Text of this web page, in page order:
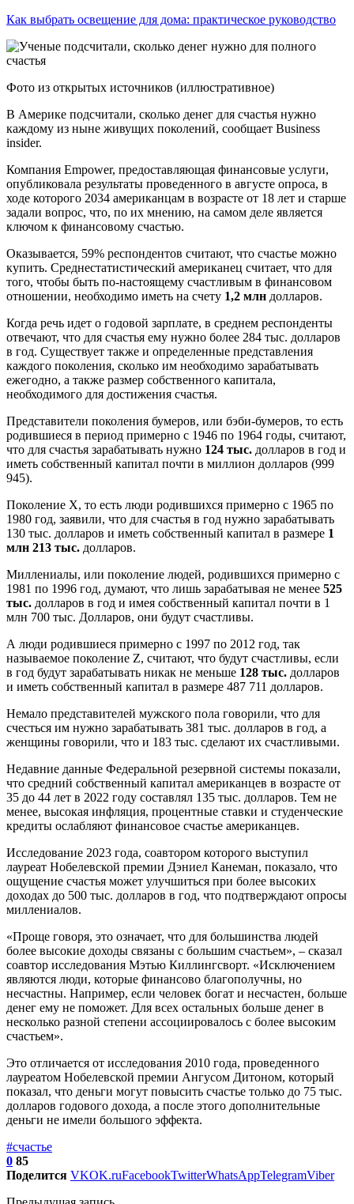
Как выбрать освещение для дома: практическое руководство
Фото из открытых источников (иллюстративное)
В Америке подсчитали, сколько денег для счастья нужно
каждому из ныне живущих поколений, сообщает Business
insider.
Компания Empower, предоставляющая финансовые услуги,
опубликовала результаты проведенного в августе опроса, в
ходе которого 2034 американцам в возрасте от 18 лет и старше
задали вопрос, что, по их мнению, на самом деле является
ключом к финансовому счастью.
Оказывается, 59% респондентов считают, что счастье можно
купить. Среднестатистический американец считает, что для
того, чтобы быть по-настоящему счастливым в финансовом
отношении, необходимо иметь на счету 1,2 млн долларов.
Когда речь идет о годовой зарплате, в среднем респонденты
отвечают, что для счастья ему нужно более 284 тыс. долларов
в год. Существует также и определенные представления
каждого поколения, сколько им необходимо зарабатывать
ежегодно, а также размер собственного капитала,
необходимого для достижения счастья.
Представители поколения бумеров, или бэби-бумеров, то есть
родившиеся в период примерно с 1946 по 1964 годы, считают,
что для счастья зарабатывать нужно 124 тыс. долларов в год и
иметь собственный капитал почти в миллион долларов (999
945).
Поколение X, то есть люди родившихся примерно с 1965 по
1980 год, заявили, что для счастья в год нужно зарабатывать
130 тыс. долларов и иметь собственный капитал в размере 1
млн 213 тыс. долларов.
Миллениалы, или поколение людей, родившихся примерно с
1981 по 1996 год, думают, что лишь зарабатывая не менее 525
тыс. долларов в год и имея собственный капитал почти в 1
млн 700 тыс. Долларов, они будут счастливы.
А люди родившиеся примерно с 1997 по 2012 год, так
называемое поколение Z, считают, что будут счастливы, если
в год будут зарабатывать никак не меньше 128 тыс. долларов
и иметь собственный капитал в размере 487 711 долларов.
Немало представителей мужского пола говорили, что для
счесться им нужно зарабатывать 381 тыс. долларов в год, а
женщины говорили, что и 183 тыс. сделают их счастливыми.
Недавние данные Федеральной резервной системы показали,
что средний собственный капитал американцев в возрасте от
35 до 44 лет в 2022 году составлял 135 тыс. долларов. Тем не
менее, высокая инфляция, процентные ставки и студенческие
кредиты ослабляют финансовое счастье американцев.
Исследование 2023 года, соавтором которого выступил
лауреат Нобелевской премии Дэниел Канеман, показало, что
ощущение счастья может улучшиться при более высоких
доходах до 500 тыс. долларов в год, что подтверждают опросы
миллениалов.
«Проще говоря, это означает, что для большинства людей
более высокие доходы связаны с большим счастьем», – сказал
соавтор исследования Мэтью Киллингсворт. «Исключением
являются люди, которые финансово благополучны, но
несчастны. Например, если человек богат и несчастен, больше
денег ему не поможет. Для всех остальных больше денег в
несколько разной степени ассоциировалось с более высоким
счастьем».
Это отличается от исследования 2010 года, проведенного
лауреатом Нобелевской премии Ангусом Дитоном, который
показал, что деньги могут повысить счастье только до 75 тыс.
долларов годового дохода, а после этого дополнительные
деньги не имели большого эффекта.
#счастье
0 85
Поделится VKOK.ruFacebookTwitterWhatsAppTelegramViber